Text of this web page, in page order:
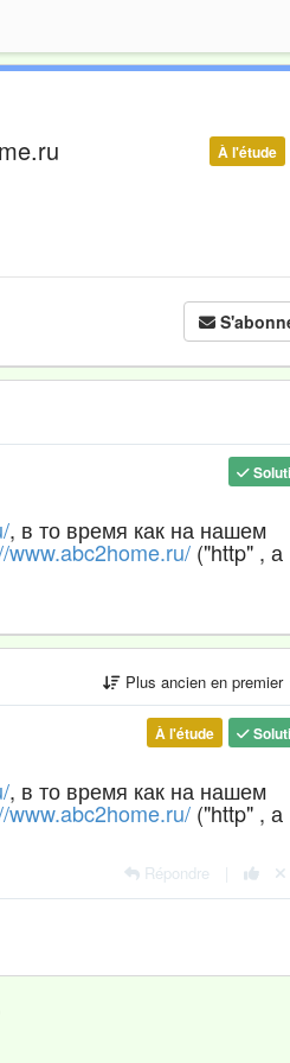
À l'étude
, в то время как на нашем
www.abc2home.ru/ ("http" , а
Plus ancien en premier
À l'étude
, в то время как на нашем
www.abc2home.ru/ ("http" , а
Répondre